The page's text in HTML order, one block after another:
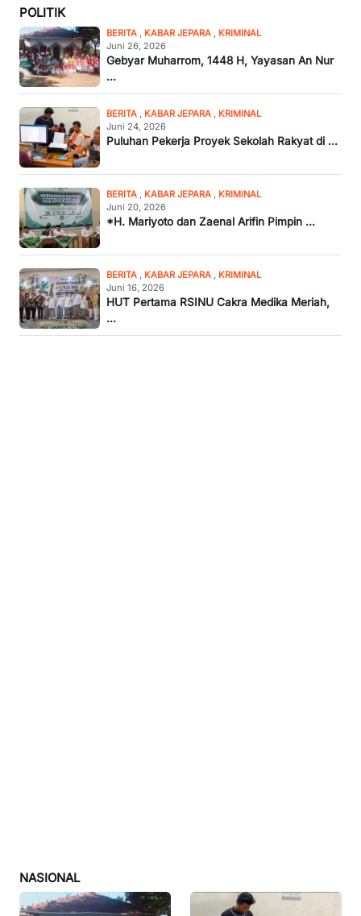
POLITIK
BERITA , KABAR JEPARA , KRIMINAL
Juni 26, 2026
Gebyar Muharrom, 1448 H, Yayasan An Nur
...
BERITA , KABAR JEPARA , KRIMINAL
Juni 24, 2026
Puluhan Pekerja Proyek Sekolah Rakyat di ...
BERITA , KABAR JEPARA , KRIMINAL
Juni 20, 2026
*H. Mariyoto dan Zaenal Arifin Pimpin ...
BERITA , KABAR JEPARA , KRIMINAL
Juni 16, 2026
HUT Pertama RSINU Cakra Medika Meriah,
...
NASIONAL